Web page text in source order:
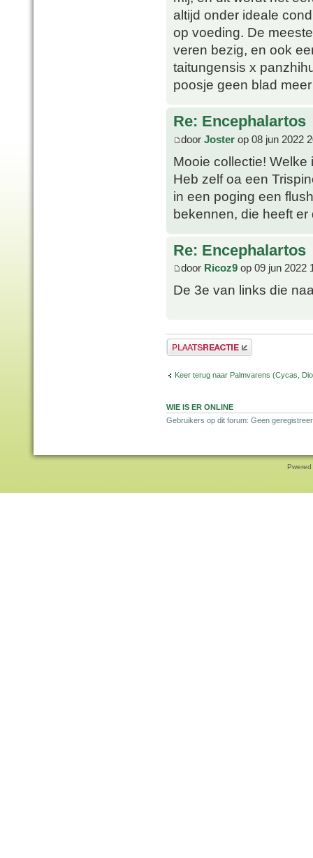
altijd onder ideale
op voeding. De
veren bezig, en ook
taitungensis x
poosje geen blad
Re: Encephalartos
door Joster op 08 jun 2022
Mooie collectie!
Heb zelf oa een
in een poging een
bekennen, die heeft
Re: Encephalartos
door Ricoz9 op 09 jun 2022
De 3e van links die
Plaats een reactie
Keer terug naar Palmvarens (Cycas,
WIE IS ER ONLINE
Gebruikers op dit forum: Geen